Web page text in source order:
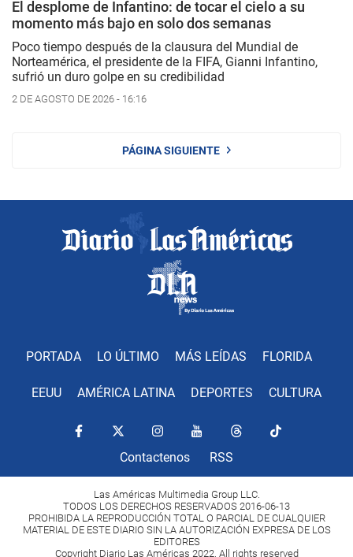
El desplome de Infantino: de tocar el cielo a su
momento más bajo en solo dos semanas
Poco tiempo después de la clausura del Mundial de
Norteamérica, el presidente de la FIFA, Gianni Infantino,
sufrió un duro golpe en su credibilidad
2 DE AGOSTO DE 2026 - 16:16
PÁGINA SIGUIENTE
PORTADA LO ÚLTIMO MÁS LEÍDAS FLORIDA
EEUU AMÉRICA LATINA DEPORTES CULTURA
Contactenos RSS
Las Américas Multimedia Group LLC.
TODOS LOS DERECHOS RESERVADOS 2016-06-13
PROHIBIDA LA REPRODUCCIÓN TOTAL O PARCIAL DE CUALQUIER
MATERIAL DE ESTE DIARIO SIN LA AUTORIZACIÓN EXPRESA DE LOS
EDITORES
Copyright Diario Las Américas 2022. All rights reserved